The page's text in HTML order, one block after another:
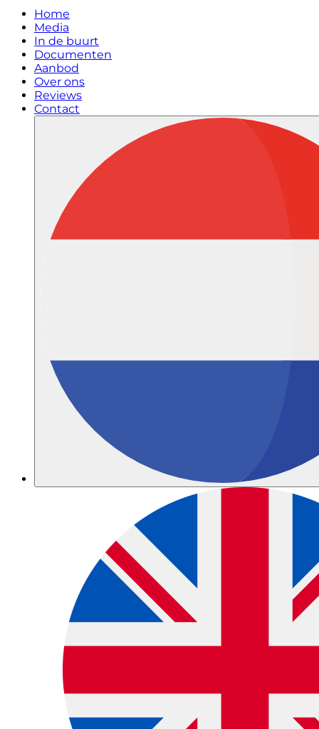
Home
Media
In de buurt
Documenten
Aanbod
Over ons
Reviews
Contact